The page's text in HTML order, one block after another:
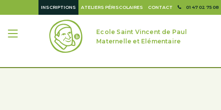
01 47 02 75 08
CONTACT
ATELIERS PÉRISCOLAIRES
INSCRIPTIONS
Ecole Saint Vincent de Paul
Maternelle et Elémentaire